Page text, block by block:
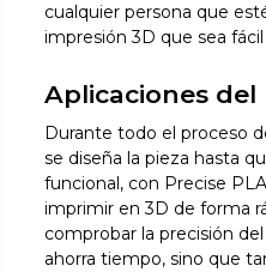
cualquier persona que
impresión 3D que sea
Aplicaciones del
Durante todo el proceso
se diseña la pieza hasta
funcional, con Precise
imprimir en 3D de forma
comprobar la precisión
ahorra tiempo, sino que